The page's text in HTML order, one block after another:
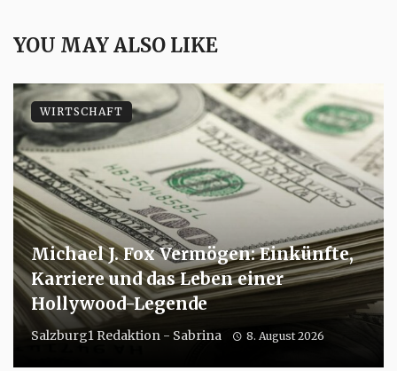
YOU MAY ALSO LIKE
Michael J. Fox Vermögen: Einkünfte,
Karriere und das Leben einer
Hollywood-Legende
Salzburg1 Redaktion - Sabrina 8. August 2026
WIRTSCHAFT